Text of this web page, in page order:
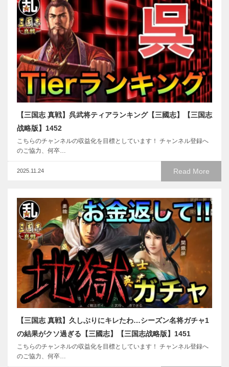
【三国志 真戦】呉武将ティアランキング【三國志】【三国志
战略版】1452
こちらのチャンネルの収益化を目標としています！ チャンネル登録へ
のご協力、何卒…
Read More
2025.11.24
【三国志 真戦】久しぶりにキレたわ…シーズン名将ガチャ1
の結果がクソ過ぎる【三國志】【三国志战略版】1451
こちらのチャンネルの収益化を目標としています！ チャンネル登録へ
のご協力、何卒…